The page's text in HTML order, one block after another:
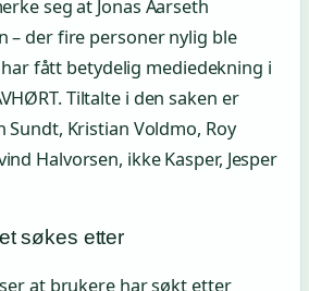
seg at Jonas Aarseth
– der fire personer nylig ble
fått betydelig mediedekning i
Tiltalte i den saken er
Kristian Voldmo, Roy
Halvorsen, ikke Kasper, Jesper
søkes etter
at brukere har søkt etter